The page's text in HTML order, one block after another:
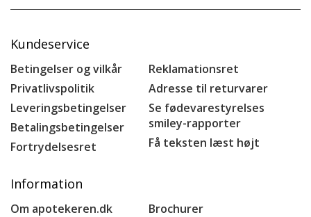
Kundeservice
Betingelser og vilkår
Privatlivspolitik
Leveringsbetingelser
Betalingsbetingelser
Fortrydelsesret
Reklamationsret
Adresse til returvarer
Se fødevarestyrelses
smiley-rapporter
Få teksten læst højt
Information
Om apotekeren.dk
Brochurer